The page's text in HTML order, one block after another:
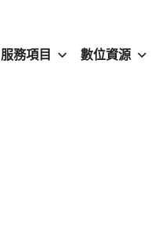
服務項目 數位資源